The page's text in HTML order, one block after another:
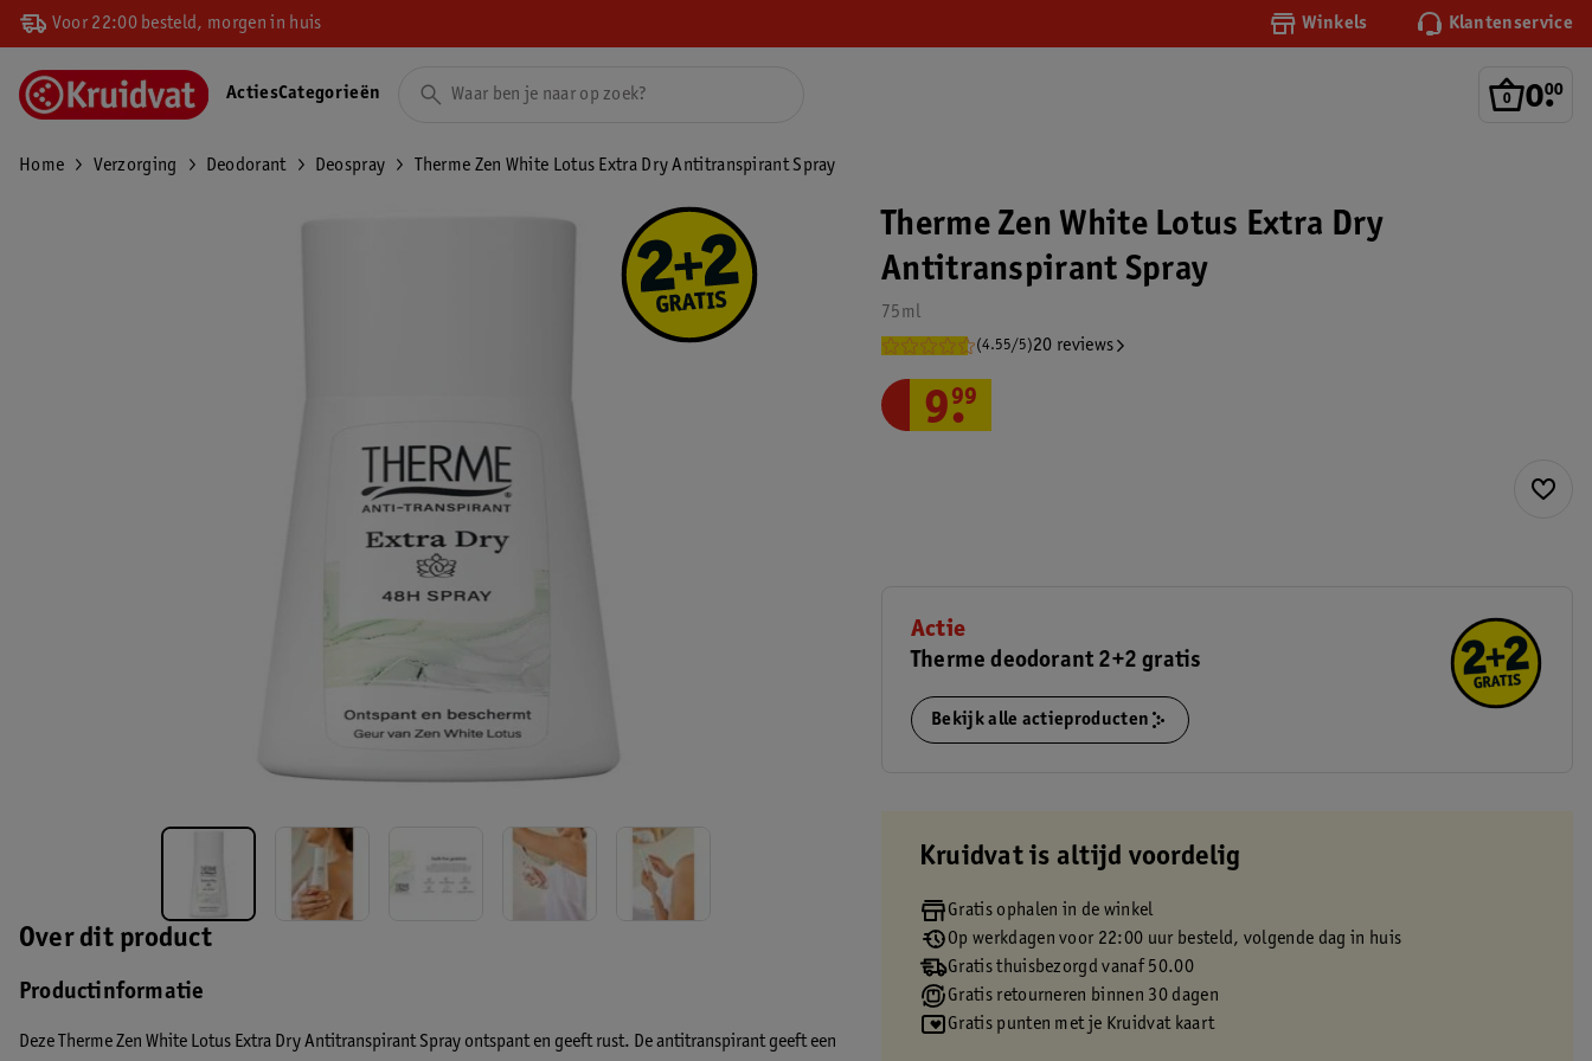
Voor 22:00 besteld, morgen in huis Winkels Klantenservice
0.
00
ActiesCategorieën
Home Verzorging Deodorant Deospray Therme Zen White Lotus Extra Dry Antitranspirant Spray
Over dit product
Productinformatie
Deze Therme Zen White Lotus Extra Dry Antitranspirant Spray ontspant en geeft rust. De antitranspirant geeft een
Therme Zen White Lotus Extra Dry
Antitranspirant Spray
75ml
(4.55/5)20 reviews
9.
99
Actie
Therme deodorant 2+2 gratis
Bekijk alle actieproducten
Kruidvat is altijd voordelig
Gratis ophalen in de winkel
Op werkdagen voor 22:00 uur besteld, volgende dag in huis
Gratis thuisbezorgd vanaf 50.00
Gratis retourneren binnen 30 dagen
Gratis punten met je Kruidvat kaart